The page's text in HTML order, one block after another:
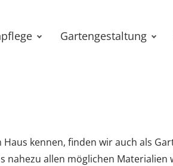
Gartengestaltung
kennen, finden wir auch als
nahezu allen möglichen